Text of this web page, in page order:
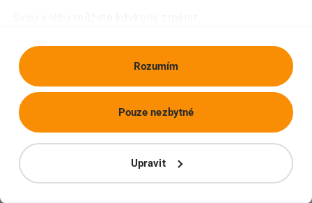
Rozumím
Upravit
Pouze nezbytné